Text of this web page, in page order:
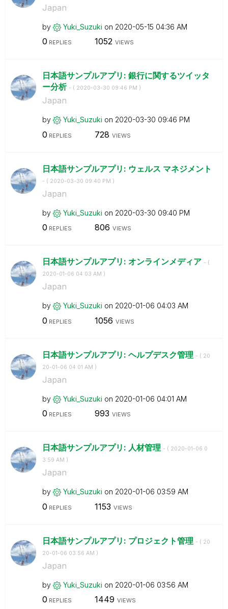
Japan
by Yuki_Suzuki on ‎2020-05-15 04:36 AM
0 REPLIES 1052 VIEWS
日本語サンプルアプリ: 銀行に関するツイッタ
ー分析 - ( ‎2020-03-30 09:46 PM )
Japan
by Yuki_Suzuki on ‎2020-03-30 09:46 PM
0 REPLIES 728 VIEWS
日本語サンプルアプリ: ウェルス マネジメント
- ( ‎2020-03-30 09:40 PM )
Japan
by Yuki_Suzuki on ‎2020-03-30 09:40 PM
0 REPLIES 806 VIEWS
日本語サンプルアプリ: オンラインメディア - (
‎2020-01-06 04:03 AM )
Japan
by Yuki_Suzuki on ‎2020-01-06 04:03 AM
0 REPLIES 1056 VIEWS
日本語サンプルアプリ: ヘルプデスク管理 - ( ‎20
20-01-06 04:01 AM )
Japan
by Yuki_Suzuki on ‎2020-01-06 04:01 AM
0 REPLIES 993 VIEWS
日本語サンプルアプリ: 人材管理 - ( ‎2020-01-06 0
3:59 AM )
Japan
by Yuki_Suzuki on ‎2020-01-06 03:59 AM
0 REPLIES 1153 VIEWS
日本語サンプルアプリ: プロジェクト管理 - ( ‎20
20-01-06 03:56 AM )
Japan
by Yuki_Suzuki on ‎2020-01-06 03:56 AM
0 REPLIES 1449 VIEWS